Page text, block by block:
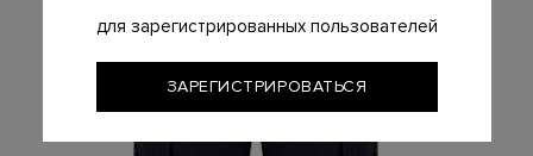
для зарегистрированных пользователей
ЗАРЕГИСТРИРОВАТЬСЯ